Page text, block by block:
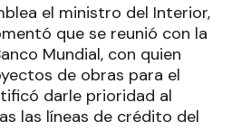
el ministro del Interior,
que se reunió con la
Mundial, con quien
de obras para el
darle prioridad al
las líneas de crédito del